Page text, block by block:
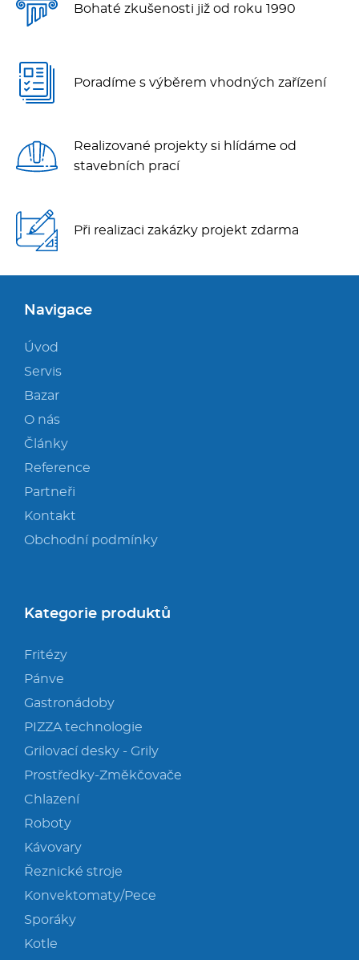
Bohaté zkušenosti již od roku 1990
Poradíme s výběrem vhodných zařízení
Realizované projekty si hlídáme od
stavebních prací
Při realizaci zakázky projekt zdarma
Navigace
Úvod
Servis
Bazar
O nás
Články
Reference
Partneři
Kontakt
Obchodní podmínky
Kategorie produktů
Fritézy
Pánve
Gastronádoby
PIZZA technologie
Grilovací desky - Grily
Prostředky-Změkčovače
Chlazení
Roboty
Kávovary
Řeznické stroje
Konvektomaty/Pece
Sporáky
Kotle